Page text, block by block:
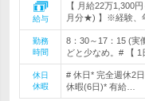
給与
【 月給22万1,300
月分★) 】※経験、
勤務
時間
8：30～17：15 (実
どと少なめ。# 【 1
休日
休暇
# 休日* 完全週休2
休暇(6日)* 有給…